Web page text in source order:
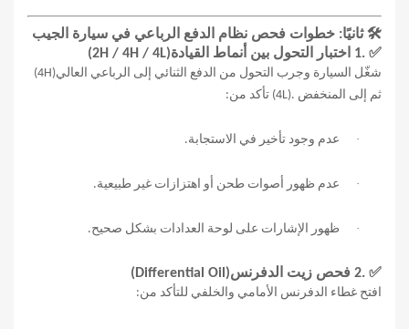
🛠
️ثانيًا: خطوات فحص نظام الدفع الرباعي في سيارة الجيب
✅
1. اختبار التحول بين أنماط القيادة(2H / 4H / 4L)
شغّل السيارة وجرب التحول من الدفع الثنائي إلى الرباعي العالي(4H)
ثم إلى المنخفض (4L). تأكد من:
· عدم وجود تأخير في الاستجابة.
· عدم ظهور أصوات طحن أو اهتزازات غير طبيعية.
· ظهور الإشارات على لوحة العدادات بشكل صحيح.
✅
2. فحص زيت الدفرنس(Differential Oil)
افتح غطاء الدفرنس الأمامي والخلفي للتأكد من: